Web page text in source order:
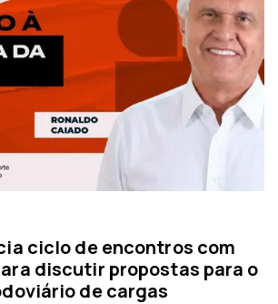
ciclo de encontros com
discutir propostas para o
de cargas